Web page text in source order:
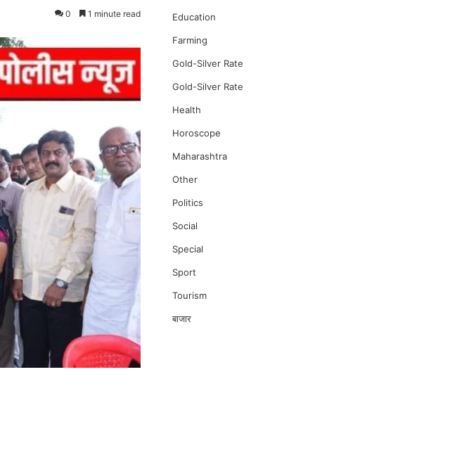
0 1 minute read Education
Farming
Gold-Silver Rate
Gold-Silver Rate
Health
Horoscope
Maharashtra
Other
Politics
Social
Special
Sport
Tourism
बाजार